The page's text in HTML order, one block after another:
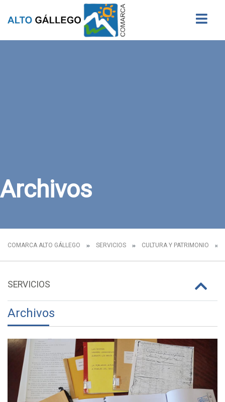
Archivos
COMARCA ALTO GÁLLEGO SERVICIOS CULTURA Y PATRIMONIO
SERVICIOS
Archivos